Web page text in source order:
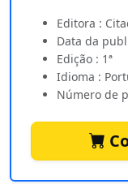
Editora :
Data da
Edição : 1ª
Idioma :
Número de